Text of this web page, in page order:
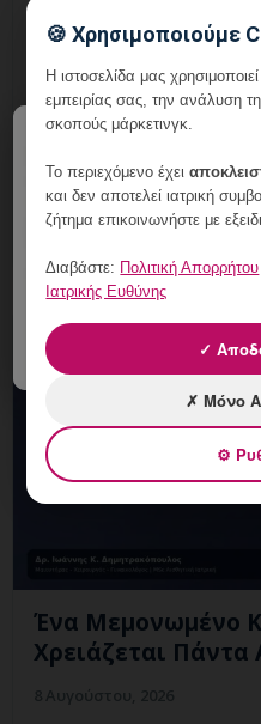
Εξειδικευμένη
Κονδυλωμάτων
Περιλαμβάνει;
8 Αυγούστου, 2026
Εξειδικευμένη Εκτίμηση
Τι Περιλαμβάνει;
εξατομικευμένη
Ένα Μεμονωμένο
Χρειάζεται Πάντα
🍪 Χρησιμοποιούμε
Η ιστοσελίδα μας
εμπειρίας σας, την ανάλυση
σκοπούς μάρκετινγκ.
Το περιεχόμενο έχει
και δεν αποτελεί ιατρική
ζήτημα επικοινωνήστε με
Διαβάστε: Πολιτική Απορρήτου
Ιατρικής Ευθύνης
✓
✗ Μόνο
⚙